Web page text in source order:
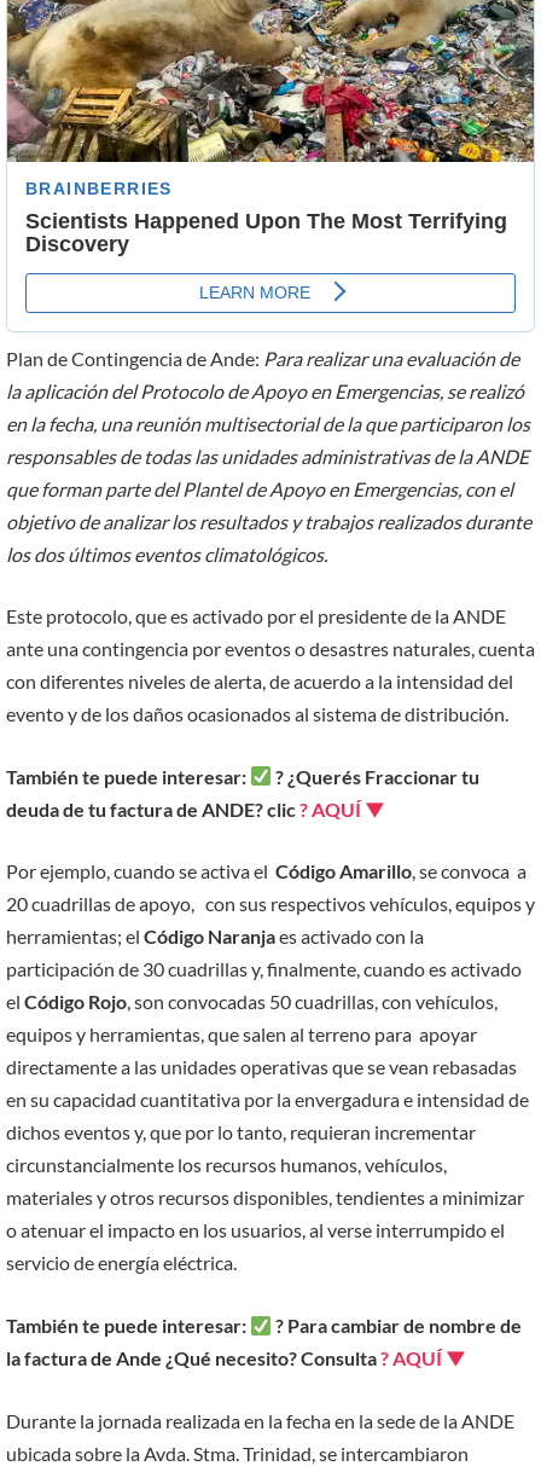
Plan de Contingencia de Ande: Para realizar una evaluación de
la aplicación del Protocolo de Apoyo en Emergencias, se realizó
en la fecha, una reunión multisectorial de la que participaron los
responsables de todas las unidades administrativas de la ANDE
que forman parte del Plantel de Apoyo en Emergencias, con el
objetivo de analizar los resultados y trabajos realizados durante
los dos últimos eventos climatológicos.
Este protocolo, que es activado por el presidente de la ANDE
ante una contingencia por eventos o desastres naturales, cuenta
con diferentes niveles de alerta, de acuerdo a la intensidad del
evento y de los daños ocasionados al sistema de distribución.
También te puede interesar:
? ¿Querés Fraccionar tu
deuda de tu factura de ANDE? clic? AQUÍ ▼
Por ejemplo, cuando se activa el Código Amarillo, se convoca a
20 cuadrillas de apoyo, con sus respectivos vehículos, equipos y
herramientas; el Código Naranjaes activado con la
participación de 30 cuadrillas y, finalmente, cuando es activado
el Código Rojo, son convocadas 50 cuadrillas, con vehículos,
equipos y herramientas, que salen al terreno para apoyar
directamente a las unidades operativas que se vean rebasadas
en su capacidad cuantitativa por la envergadura e intensidad de
dichos eventos y, que por lo tanto, requieran incrementar
circunstancialmente los recursos humanos, vehículos,
materiales y otros recursos disponibles, tendientes a minimizar
o atenuar el impacto en los usuarios, al verse interrumpido el
servicio de energía eléctrica.
También te puede interesar: ? Paracambiar de nombre de
la facturade Ande ¿Qué necesito? Consulta? AQUÍ ▼
Durante la jornada realizada en la fecha en la sede de la ANDE
ubicada sobre la Avda. Stma. Trinidad, se intercambiaron